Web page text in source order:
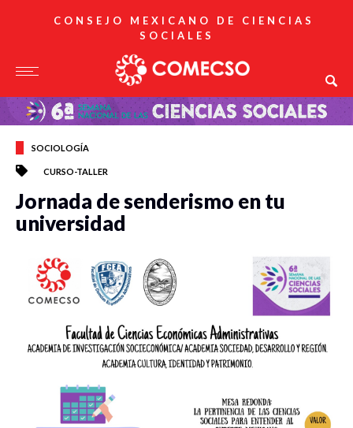
CONSEJO MEXICANO DE CIENCIAS
SOCIALES
SOCIOLOGÍA
CURSO-TALLER
Jornada de senderismo en tu
universidad